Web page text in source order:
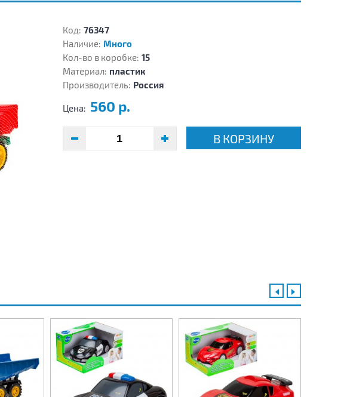
Код: 76347
Наличие: Много
Кол-во в коробке: 15
Материал: пластик
Производитель: Россия
Цена: 560 р.
В КОРЗИНУ